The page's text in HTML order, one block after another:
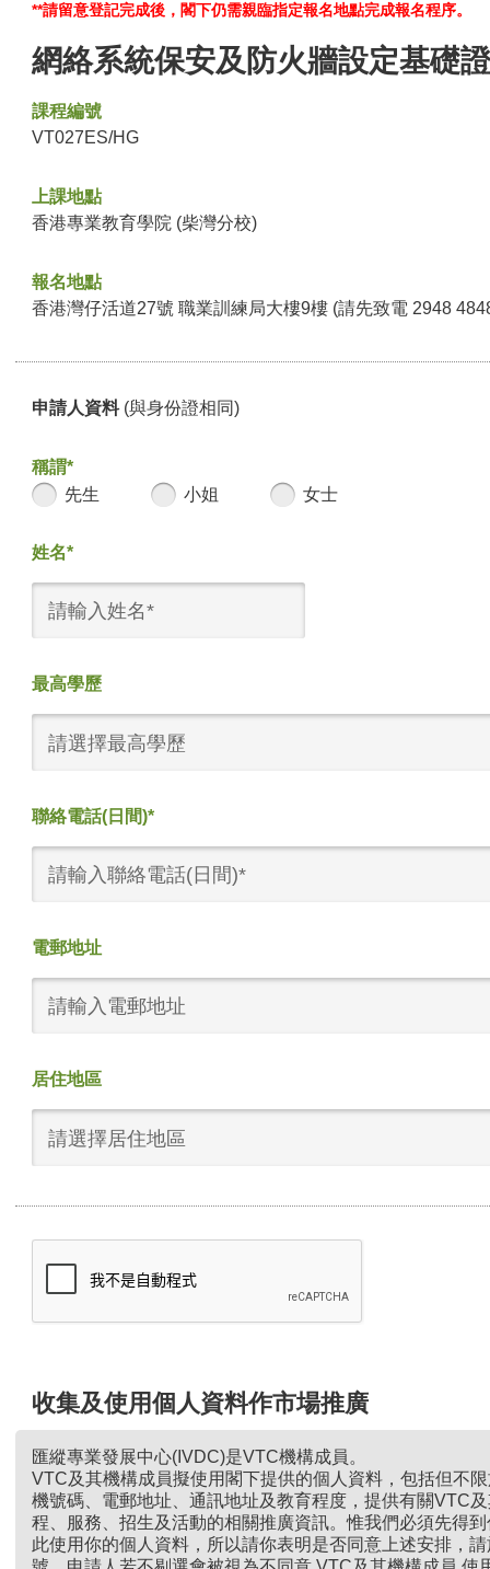
**請留意登記完成後，閣下仍需親臨指定報名地點完成報名程序。
網絡系統保安及防火牆設定基礎
課程編號
VT027ES/HG
上課地點
香港專業教育學院 (柴灣分校)
報名地點
香港灣仔活道27號 職業訓練局大樓9樓 (請先致電 2948
申請人資料 (與身份證相同)
稱謂*
先生
小姐 女士
姓名*
最高學歷
請選擇最高學歷
聯絡電話(日間)*
電郵地址
居住地區
請選擇居住地區
收集及使用個人資料作市場推廣
匯縱專業發展中心(IVDC)是VTC機構成員。
VTC及其機構成員擬使用閣下提供的個人資料，包括但不
機號碼、電郵地址、通訊地址及教育程度，提供有關VTC
程、服務、招生及活動的相關推廣資訊。惟我們必須先得
此使用你的個人資料，所以請你表明是否同意上述安排，